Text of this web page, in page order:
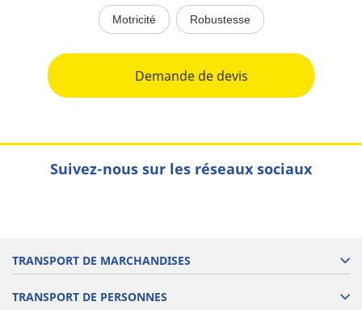
Motricité Robustesse
Demande de devis
Suivez-nous sur les réseaux sociaux
TRANSPORT DE MARCHANDISES
TRANSPORT DE PERSONNES